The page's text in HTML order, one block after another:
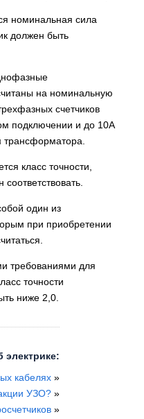
номинальная сила
должен быть
на номинальную
счетчиков
подключении и до 10А
класс точности,
один из
при приобретении
требованиями для
точности
ниже 2,0.
электрике:
кабелях»
УЗО?»
»